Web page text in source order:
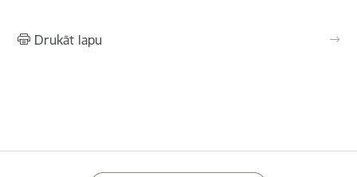
Drukāt lapu